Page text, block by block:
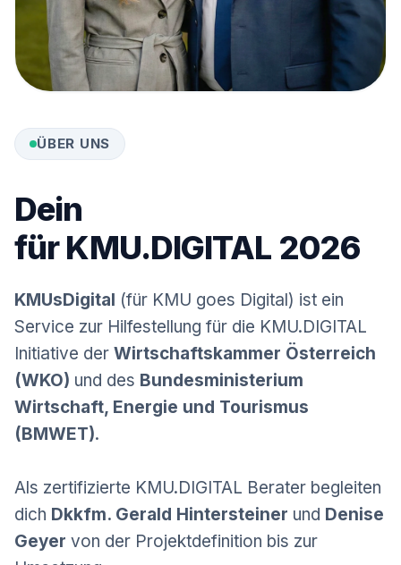
ÜBER UNS
Dein
für KMU.DIGITAL 2026
KMUsDigital (für KMU goes Digital) ist ein
Service zur Hilfestellung für die KMU.DIGITAL
Initiative der Wirtschaftskammer Österreich
(WKO) und des Bundesministerium
Wirtschaft, Energie und Tourismus
(BMWET).
Als zertifizierte KMU.DIGITAL Berater begleiten
dich Dkkfm. Gerald Hintersteiner und Denise
Geyer von der Projektdefinition bis zur